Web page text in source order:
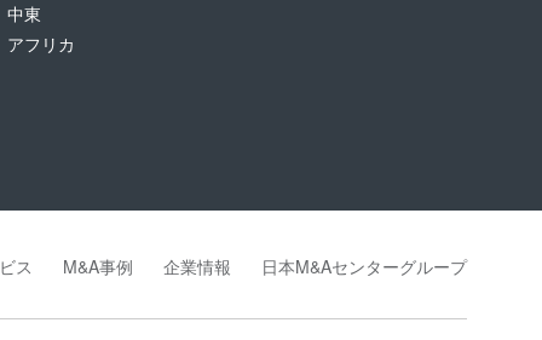
中東
アフリカ
ス M&A事例 企業情報 日本M&Aセンターグループ